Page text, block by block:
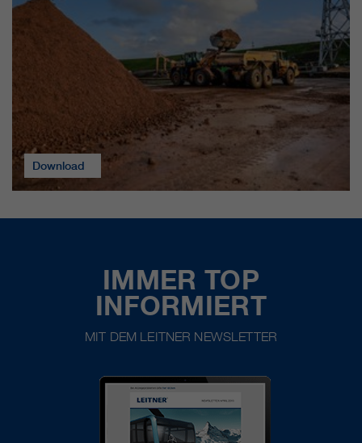
Download
IMMER TOP
INFORMIERT
MIT DEM LEITNER NEWSLETTER